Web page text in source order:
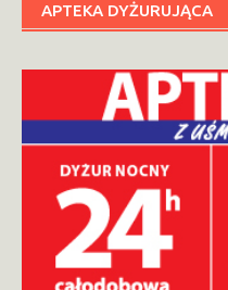
APTEKA DYŻURUJĄCA